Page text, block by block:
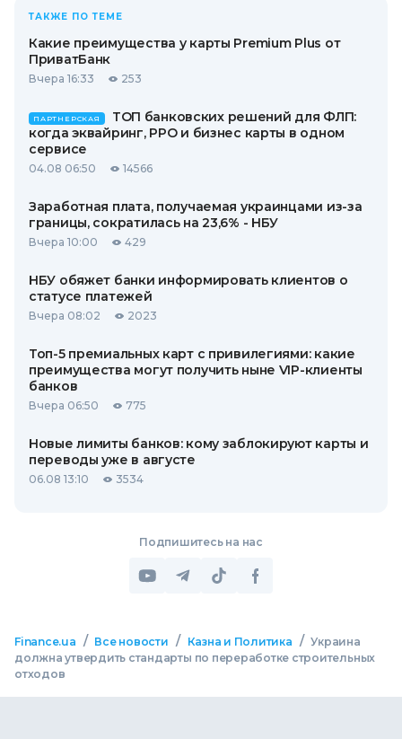
ТАКЖЕ ПО ТЕМЕ
Какие преимущества у карты Premium Plus от
ПриватБанк
Вчера 16:33 253
ПАРТНЕРСКАЯ
ТОП банковских решений для ФЛП:
когда эквайринг, РРО и бизнес карты в одном
сервисе
04.08 06:50 14566
Заработная плата, получаемая украинцами из-за
границы, сократилась на 23,6% - НБУ
Вчера 10:00 429
НБУ обяжет банки информировать клиентов о
статусе платежей
Вчера 08:02 2023
Топ-5 премиальных карт с привилегиями: какие
преимущества могут получить ныне VIP-клиенты
банков
Вчера 06:50 775
Новые лимиты банков: кому заблокируют карты и
переводы уже в августе
06.08 13:10 3534
Подпишитесь на нас
Finance.ua / Все новости / Казна и Политика / Украина
должна утвердить стандарты по переработке строительных
отходов